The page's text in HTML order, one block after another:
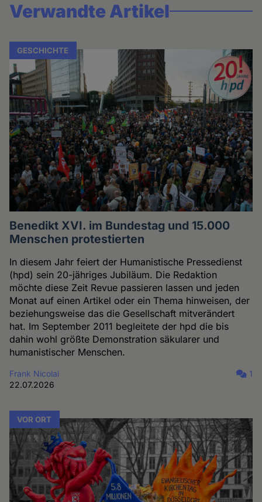
Verwandte Artikel
GESCHICHTE
Benedikt XVI. im Bundestag und 15.000
Menschen protestierten
In diesem Jahr feiert der Humanistische Pressedienst
(hpd) sein 20-jähriges Jubiläum. Die Redaktion
möchte diese Zeit Revue passieren lassen und jeden
Monat auf einen Artikel oder ein Thema hinweisen, der
beziehungsweise das die Gesellschaft mitverändert
hat. Im September 2011 begleitete der hpd die bis
dahin wohl größte Demonstration säkularer und
humanistischer Menschen.
Frank Nicolai
22.07.2026
1
VOR ORT